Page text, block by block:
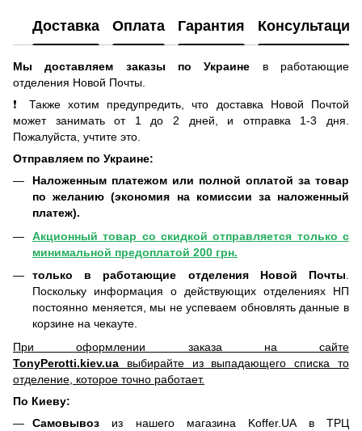
Доставка Оплата Гарантия Консультация
Мы доставляем заказы по Украине
в работающие
отделения Новой Почты.
❗ Также хотим предупредить, что доставка Новой Почтой
может занимать от 1 до 2 дней, и отправка 1-3 дня.
Пожалуйста, учтите это.
Отправляем по Украине:
Наложенным платежом или полной оплатой за товар
по желанию (экономия на комиссии за наложенный
платеж).
Акционный товар со скидкой отправляется только с
минимальной предоплатой 200 грн.
только в работающие отделения Новой Почты
Поскольку информация о действующих отделениях НП
постоянно меняется, мы не успеваем обновлять данные в
корзине на чекауте.
При оформлении заказа на сайте
TonyPerotti.kiev.ua выбирайте из выпадающего списка то
отделение, которое точно работает.
По Киеву:
Самовывоз из нашего магазина Koffer.UA в ТРЦ